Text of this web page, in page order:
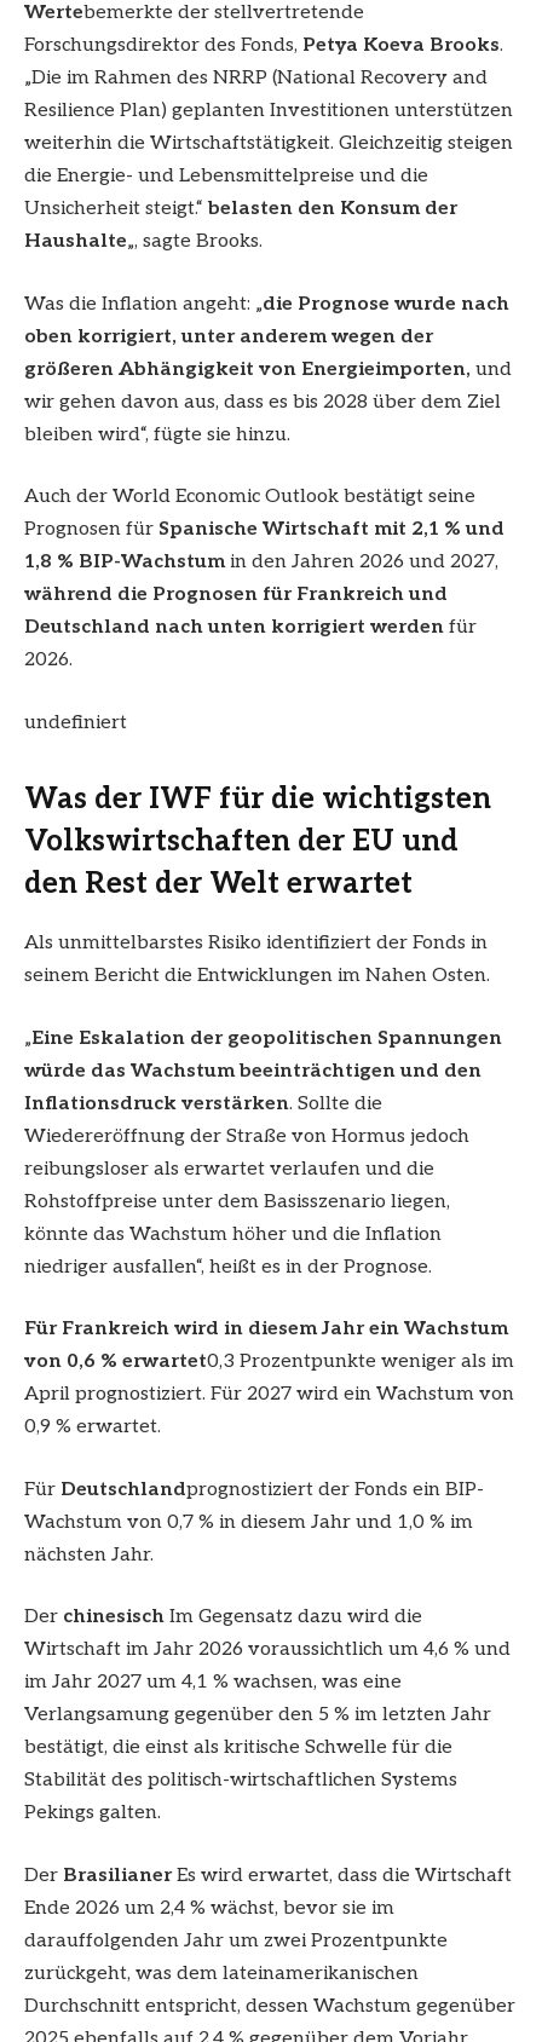
Wertebemerkte der stellvertretende
Forschungsdirektor des Fonds, Petya Koeva Brooks.
„Die im Rahmen des NRRP (National Recovery and
Resilience Plan) geplanten Investitionen unterstützen
weiterhin die Wirtschaftstätigkeit. Gleichzeitig steigen
die Energie- und Lebensmittelpreise und die
Unsicherheit steigt.“belasten den Konsum der
Haushalte„, sagte Brooks.
Was die Inflation angeht: „die Prognose wurde nach
oben korrigiert, unter anderem wegen der
größeren Abhängigkeit von Energieimporten, und
wir gehen davon aus, dass es bis 2028 über dem Ziel
bleiben wird“, fügte sie hinzu.
Auch der World Economic Outlook bestätigt seine
Prognosen für Spanische Wirtschaft mit 2,1 % und
1,8 % BIP-Wachstumin den Jahren 2026 und 2027,
während die Prognosen für Frankreich und
Deutschland nach unten korrigiert werden für
2026.
undefiniert
Was der IWF für die wichtigsten
Volkswirtschaften der EU und
den Rest der Welt erwartet
Als unmittelbarstes Risiko identifiziert der Fonds in
seinem Bericht die Entwicklungen im Nahen Osten.
„Eine Eskalation der geopolitischen Spannungen
würde das Wachstum beeinträchtigen und den
Inflationsdruck verstärken. Sollte die
Wiedereröffnung der Straße von Hormus jedoch
reibungsloser als erwartet verlaufen und die
Rohstoffpreise unter dem Basisszenario liegen,
könnte das Wachstum höher und die Inflation
niedriger ausfallen“, heißt es in der Prognose.
Für Frankreich wird in diesem Jahr ein Wachstum
von 0,6 % erwartet0,3 Prozentpunkte weniger als im
April prognostiziert. Für 2027 wird ein Wachstum von
0,9 % erwartet.
Für Deutschlandprognostiziert der Fonds ein BIP-
Wachstum von 0,7 % in diesem Jahr und 1,0 % im
nächsten Jahr.
Der chinesisch Im Gegensatz dazu wird die
Wirtschaft im Jahr 2026 voraussichtlich um 4,6 % und
im Jahr 2027 um 4,1 % wachsen, was eine
Verlangsamung gegenüber den 5 % im letzten Jahr
bestätigt, die einst als kritische Schwelle für die
Stabilität des politisch-wirtschaftlichen Systems
Pekings galten.
Der BrasilianerEs wird erwartet, dass die Wirtschaft
Ende 2026 um 2,4 % wächst, bevor sie im
darauffolgenden Jahr um zwei Prozentpunkte
zurückgeht, was dem lateinamerikanischen
Durchschnitt entspricht, dessen Wachstum gegenüber